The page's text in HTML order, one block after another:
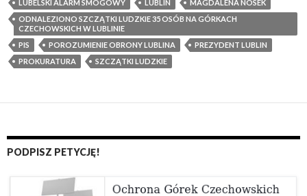
r
t
a
j
s
p
a
LUBELSKI ALARM SMOGOWY
LUBLIN
MAGDALENA NOSEK
ODNALEZIONO SZCZĄTKI LUDZKIE 35 OSÓB NA GÓRKACH
CZECHOWSKICH W LUBLINIE
PIS
POROZUMIENIE OBRONY LUBLINA
PREZYDENT LUBLIN
PROKURATURA
SZCZĄTKI LUDZKIE
PODPISZ PETYCJĘ!